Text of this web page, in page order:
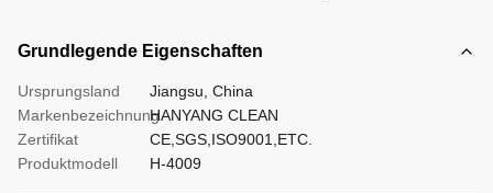
Grundlegende Eigenschaften
Ursprungsland
Jiangsu, China
MarkenbezeichnungHANYANG CLEAN
Zertifikat
CE,SGS,ISO9001,ETC.
Produktmodell
H-4009